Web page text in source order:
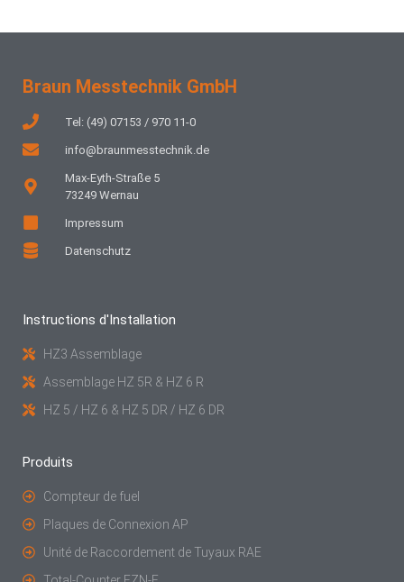
Braun Messtechnik GmbH
Tel: (49) 07153 / 970 11-0
info@braunmesstechnik.de
Max-Eyth-Straße 5
73249 Wernau
Impressum
Datenschutz
Instructions d'Installation
HZ3 Assemblage
Assemblage HZ 5R & HZ 6 R
HZ 5 / HZ 6 & HZ 5 DR / HZ 6 DR
Produits
Compteur de fuel
Plaques de Connexion AP
Unité de Raccordement de Tuyaux RAE